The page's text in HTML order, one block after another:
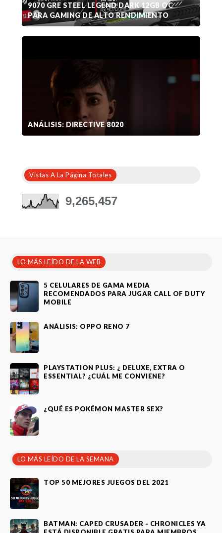
9070 GRE STEEL LEGEND DARK 12GB OC
PARA GAMING DE ALTO RENDIMIENTO
ANÁLISIS: DIRECTIVE 8020
Vistas A La Página Totales
9,265,457
LO MÁS LEÍDO DE LA WEB
5 CELULARES DE GAMA MEDIA
RECOMENDADOS PARA JUGAR CALL OF DUTY
MOBILE
ANÁLISIS: OPPO RENO 7
PLAYSTATION PLUS: ¿ DELUXE, EXTRA O
ESSENTIAL? ¿CUÁL ME CONVIENE?
¿QUÉ ES POKÉMON MASTER SEX?
LO MÁS LEÍDO DE LA SEMANA
TOP 50 MEJORES JUEGOS DEL 2021
BATMAN: CAPED CRUSADER - CHRONICLES YA